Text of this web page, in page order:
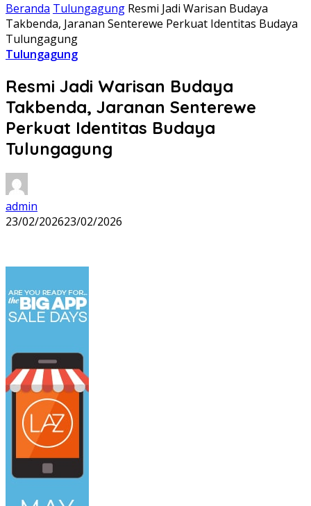
Beranda Tulungagung Resmi Jadi Warisan Budaya
Takbenda, Jaranan Senterewe Perkuat Identitas Budaya
Tulungagung
Tulungagung
Resmi Jadi Warisan Budaya
Takbenda, Jaranan Senterewe
Perkuat Identitas Budaya
Tulungagung
admin
23/02/202623/02/2026